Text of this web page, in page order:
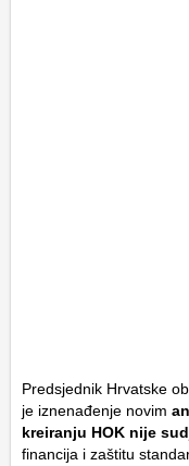
Predsjednik Hrvatske
je iznenađenje novim
kreiranju HOK nije
financija i zaštitu